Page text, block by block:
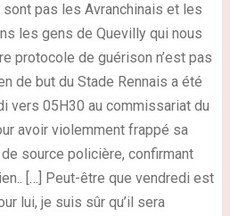
sont pas les Avranchinais et les
les gens de Quevilly qui nous
protocole de guérison n’est pas
de but du Stade Rennais a été
vers 05H30 au commissariat du
avoir violemment frappé sa
source policière, confirmant
[…] Peut-être que vendredi est
lui, je suis sûr qu’il sera